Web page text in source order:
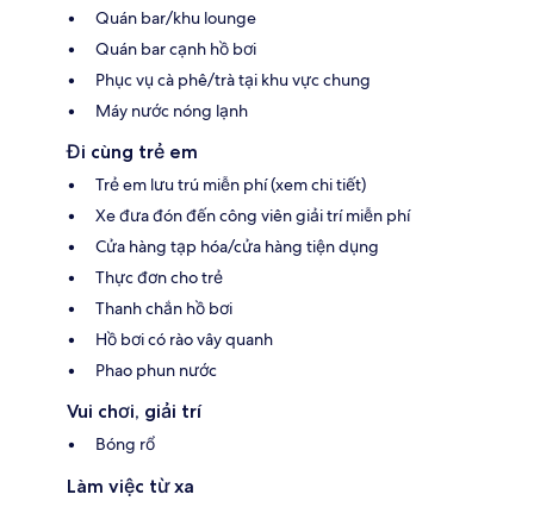
Quán bar/khu lounge
Quán bar cạnh hồ bơi
Phục vụ cà phê/trà tại khu vực chung
Máy nước nóng lạnh
Đi cùng trẻ em
Trẻ em lưu trú miễn phí (xem chi tiết)
Xe đưa đón đến công viên giải trí miễn phí
Cửa hàng tạp hóa/cửa hàng tiện dụng
Thực đơn cho trẻ
Thanh chắn hồ bơi
Hồ bơi có rào vây quanh
Phao phun nước
Vui chơi, giải trí
Bóng rổ
Làm việc từ xa